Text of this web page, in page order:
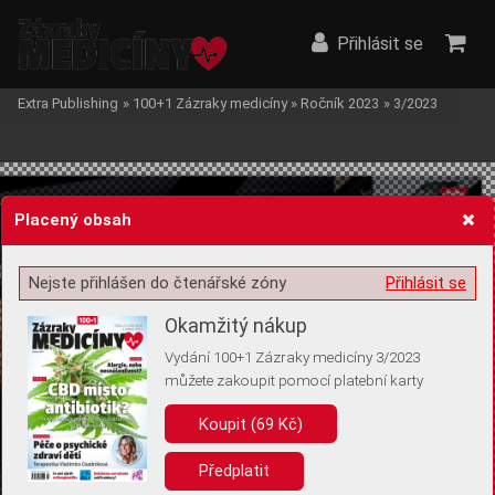
Žádost o souhlas s ukládáním volitelných informací
Pro základní fungování webu nepotřebujeme ukládat žádné informace
(tzv. cookies apod.). Rádi bychom vás ale požádali o souhlas s
uložením volitelných informací:
Anonymní unikátní ID
Přihlásit se
Extra Publishing » 100+1 Zázraky medicíny » Ročník 2023 » 3/2023
Placený obsah
Přihlásit se
Nejste přihlášen do čtenářské zóny
Okamžitý nákup
Vydání 100+1 Zázraky medicíny 3/2023
můžete zakoupit pomocí platební karty
Koupit (69 Kč)
Předplatit